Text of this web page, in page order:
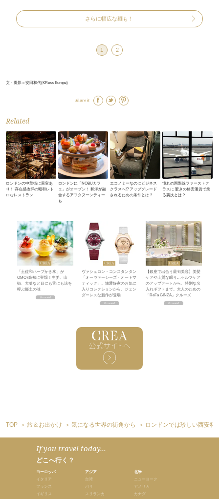
さらに幅広な麺も！
1 2
文・撮影＝安田和代(KRess Europe)
Share it
Related
ロンドンの中華街に異変あ
り！ 存在感抜群の昭和レト
ロなレストラン
ロンドンに「NOBUカフ
ェ」がオープン！ 和洋が融
合するアフタヌーンティー
も
エコノミーなのにビジネス
クラスへ!? アップグレード
されるための条件とは？
憧れの国際線ファーストク
ラスに 驚きの格安運賃で乗
る裏技とは？
「土佐和ハーブかき氷」が
OMO7高知に登場！生姜、山
椒、大葉など目にも舌にも涼を
呼ぶ郷土の味
ヴァシュロン・コンスタンタン
「オーヴァーシーズ・オートマ
ティック」。旅愛好家のお気に
入りコレクションから、ジェン
ダーレスな新作が登場
【銀座で出合う最旬美容】美髪
ケアや上質な眠り…セルフケア
のアップデートから、特別な名
入れギフトまで。大人のための
「ReFa GINZA」クルーズ
TOP 旅＆お出かけ 気になる世界の街角から ロンドンでは珍しい西安料
If you travel today...
どこへ行く？
ヨーロッパ
イタリア
フランス
イギリス
アジア
台湾
バリ
スリランカ
北米
ニューヨーク
アメリカ
カナダ